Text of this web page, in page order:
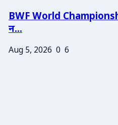
BWF World
न...
Aug 5, 2026 0 6